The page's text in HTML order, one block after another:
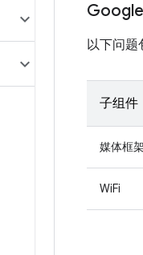
以下问题
子组件
媒体框
WiFi